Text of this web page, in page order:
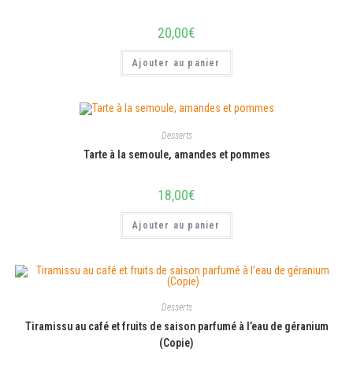
20,00€
Ajouter au panier
Desserts
Tarte à la semoule, amandes et pommes
18,00€
Ajouter au panier
Desserts
Tiramissu au café et fruits de saison parfumé à l’eau de géranium
(Copie)